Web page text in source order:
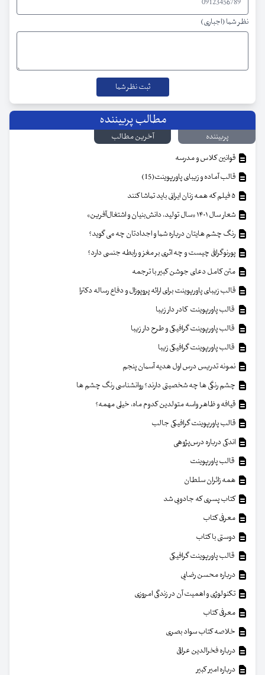
نظر شما (اجباری)
مطالب پربیننده
پربیننده
آخرین مطالب
قوانین کلاس و مدرسه
قالب آماده و زیبای پاورپوینت(15)
شعار سال ۱۴۰۱ «سال تولید، دانش‌بنیان و اشتغال‌آفرین»
رنگ چشم هایتان درباره شما و اجدادتان چه می گوید؟
پورنوگرافی چیست و چه اثری بر مغز و رابطه جنسی دارد؟
متن کامل دعای جوشن کبیر با ترجمه
قالب زیبای پاورپوینت برای ارائه پروپوزال و دفاع رساله دکترا
قالب پاورپوینت کادر دار زیبا
قالب پاورپوینت گرافیکی و طرح دار زیبا
قالب پاورپوینت گرافیکی زیبا
نمونه تدریس درس اول هدیه آسمان پنجم
چشم رنگی ها چه شخصیتی دارند؟ روانشناسی رنگ چشم ها
قیافه و ظاهر واسه متولدین کدوم ماه، خیلی مهمه؟
قالب پاورپوینت گرافیکی جالب
اندکی درباره درس‌پژوهی
قالب پاورپوینت
همه زائران سلطان
کتاب پسری که جادویی شد
معرفی کتاب
دوستی با کتاب
قالب پاورپوینت گرافیکی
درباره محسن رضایی
تکنولوژی و اهمیت آن در زندگی امروزی
معرفی کتاب
خلاصه کتاب سواد بصری
درباره فخرالدین عراقی
درباره امیر کبیر